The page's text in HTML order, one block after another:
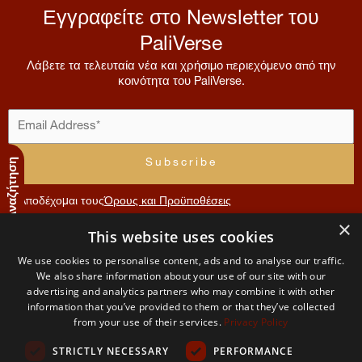
Πλοήγηση και Αναζήτηση
Εγγραφείτε στο Newsletter του
PaliVerse
Λάβετε τα τελευταία νέα και χρήσιμο περιεχόμενο από την
κοινότητα του PaliVerse.
Αποδέχομαι τουςΌρους και Προϋποθέσεις
The
PaliVerse
Μενού
Αρχική
Σχετικά
με εμάς
ομάδα
Συνεισφορά
ΕπικοινωνίαΛογαριασμός
Αίτηση
μέλους
Ο
λογαριασμός
Όροι
Χρήσης
και
Απορρήτου
Όροι και
×
This website uses cookies
We use cookies to personalise content, ads and to analyse our traffic.
We also share information about your use of our site with our
advertising and analytics partners who may combine it with other
information that you’ve provided to them or that they’ve collected
from your use of their services. Privacy Policy
STRICTLY NECESSARY PERFORMANCE